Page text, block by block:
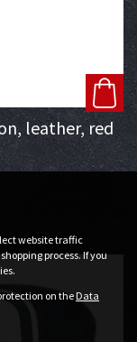
leather, red
website traffic
process. If you
on the Data